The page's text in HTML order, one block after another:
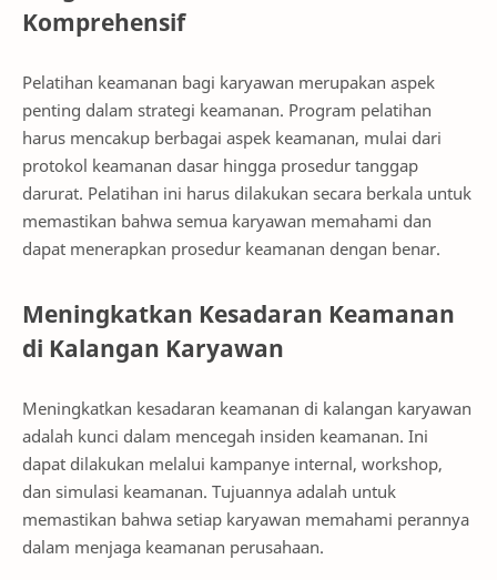
Komprehensif
Pelatihan keamanan bagi karyawan merupakan aspek
penting dalam strategi keamanan. Program pelatihan
harus mencakup berbagai aspek keamanan, mulai dari
protokol keamanan dasar hingga prosedur tanggap
darurat. Pelatihan ini harus dilakukan secara berkala untuk
memastikan bahwa semua karyawan memahami dan
dapat menerapkan prosedur keamanan dengan benar.
Meningkatkan Kesadaran Keamanan
di Kalangan Karyawan
Meningkatkan kesadaran keamanan di kalangan karyawan
adalah kunci dalam mencegah insiden keamanan. Ini
dapat dilakukan melalui kampanye internal, workshop,
dan simulasi keamanan. Tujuannya adalah untuk
memastikan bahwa setiap karyawan memahami perannya
dalam menjaga keamanan perusahaan.